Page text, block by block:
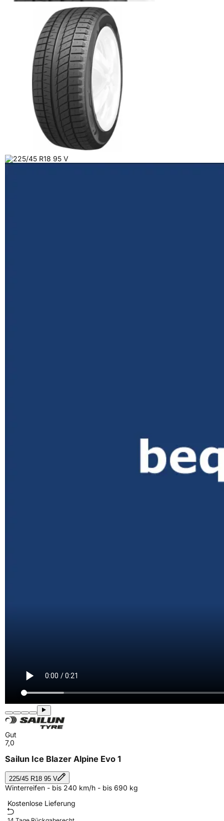
Gut
7,0
Sailun Ice Blazer Alpine Evo 1
225/45 R18 95 V
Winterreifen - bis 240 km/h - bis 690 kg
Kostenlose Lieferung